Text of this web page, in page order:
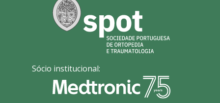
Sócio institucional: